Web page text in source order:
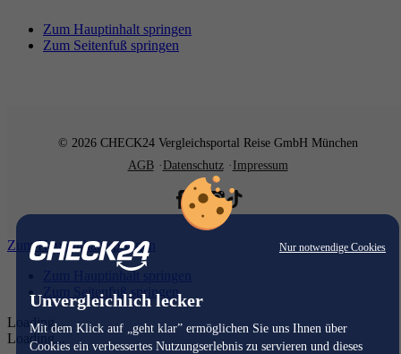
Nur notwendige Cookies
Unvergleichlich lecker
Mit dem Klick auf „geht klar” ermöglichen Sie uns Ihnen über
Cookies ein verbessertes Nutzungserlebnis zu servieren und dieses
Zum Hauptinhalt springen
Zum Seitenfuß springen
© 2026 CHECK24 Vergleichsportal Reise GmbH München
AGB
Datenschutz Impressum
Zum Hauptinhalt springen
Zum Hauptinhalt springen
Zum Seitenfuß springen
Loading...
Loading...